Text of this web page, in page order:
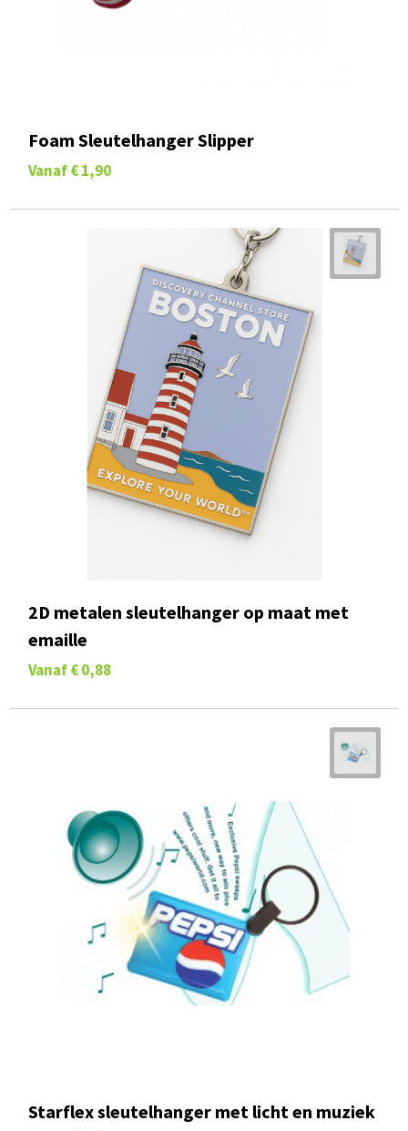
Foam Sleutelhanger Slipper
Vanaf € 1,90
2D metalen sleutelhanger op maat met
emaille
Vanaf € 0,88
Starflex sleutelhanger met licht en muziek